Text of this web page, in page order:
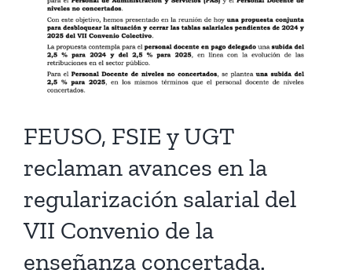
FEUSO, FSIE y UGT
reclaman avances en la
regularización salarial del
VII Convenio de la
enseñanza concertada.